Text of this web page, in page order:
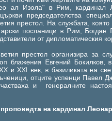
ал Изола" в Рим, кардинал
председателства
престол. На службата,
посланици в Рим,
от дипломатическия
престол организира за
блажения Евгений
и ХХI век, в базиликата на
отците успенци Павел
и генералните
на кардинал